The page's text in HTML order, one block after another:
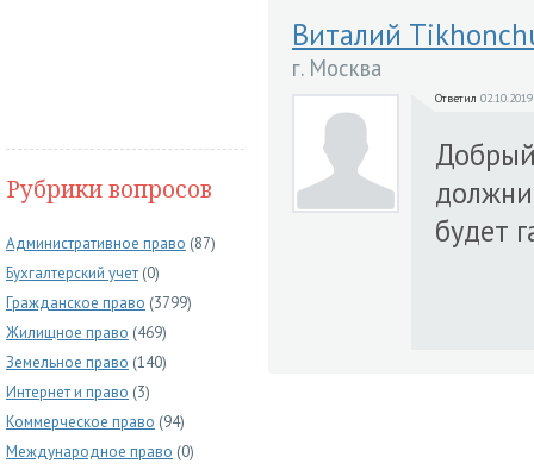
Рубрики вопросов
Административное право (87)
Бухгалтерский учет (0)
Гражданское право (3799)
Жилищное право (469)
Земельное право (140)
Интернет и право (3)
Коммерческое право (94)
Международное право (0)
Виталий
г. Москва
Ответил
будет